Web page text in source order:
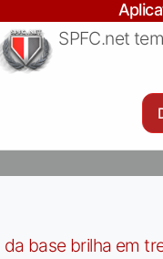
SPFC.net
da base brilha em